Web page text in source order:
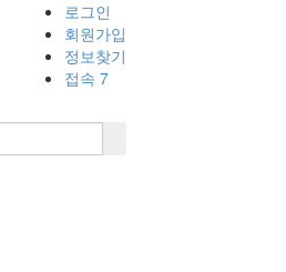
로그인
회원가입
정보찾기
접속 7